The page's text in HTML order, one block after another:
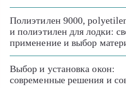
Полиэтилен 9000,
и полиэтилен для лодки:
применение и выбор
Выбор и установка окон:
современные решения и